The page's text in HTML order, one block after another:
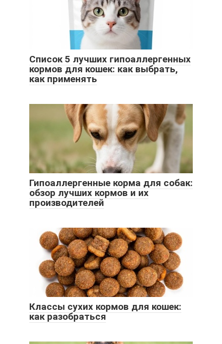
Список 5 лучших гипоаллергенных
кормов для кошек: как выбрать,
как применять
Гипоаллергенные корма для собак:
обзор лучших кормов и их
производителей
Классы сухих кормов для кошек:
как разобраться